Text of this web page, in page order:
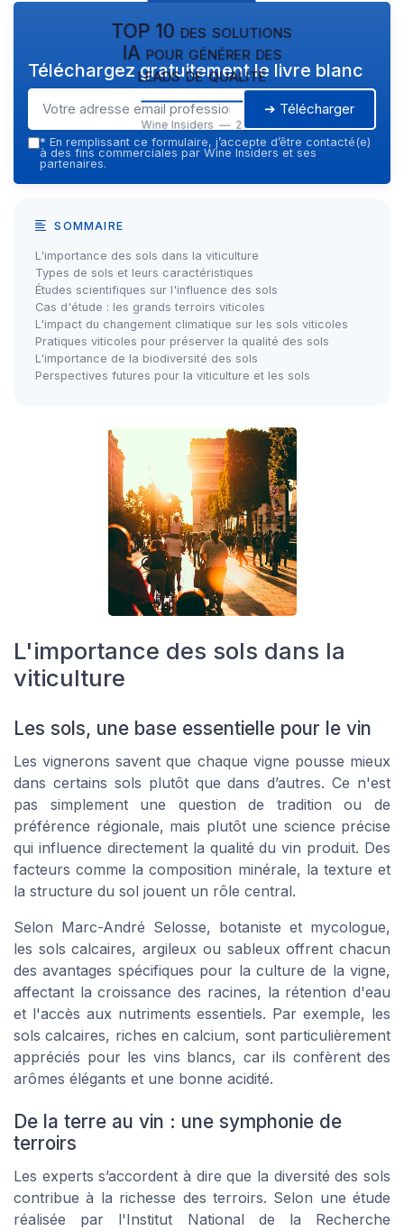
TOP 10 des solutions
IA pour générer des
leads de qualité
Wine Insiders — 2026
Téléchargez gratuitement le livre blanc
➔ Télécharger
* En remplissant ce formulaire, j’accepte d’être contacté(e)
à des fins commerciales par Wine Insiders et ses
partenaires.
SOMMAIRE
L'importance des sols dans la viticulture
Types de sols et leurs caractéristiques
Études scientifiques sur l'influence des sols
Cas d'étude : les grands terroirs viticoles
L'impact du changement climatique sur les sols viticoles
Pratiques viticoles pour préserver la qualité des sols
L'importance de la biodiversité des sols
Perspectives futures pour la viticulture et les sols
L'importance des sols dans la
viticulture
Les sols, une base essentielle pour le vin
Les vignerons savent que chaque vigne pousse mieux
dans certains sols plutôt que dans d’autres. Ce n'est
pas simplement une question de tradition ou de
préférence régionale, mais plutôt une science précise
qui influence directement la qualité du vin produit. Des
facteurs comme la composition minérale, la texture et
la structure du sol jouent un rôle central.
Selon Marc-André Selosse, botaniste et mycologue,
les sols calcaires, argileux ou sableux offrent chacun
des avantages spécifiques pour la culture de la vigne,
affectant la croissance des racines, la rétention d'eau
et l'accès aux nutriments essentiels. Par exemple, les
sols calcaires, riches en calcium, sont particulièrement
appréciés pour les vins blancs, car ils confèrent des
arômes élégants et une bonne acidité.
De la terre au vin : une symphonie de
terroirs
Les experts s’accordent à dire que la diversité des sols
contribue à la richesse des terroirs. Selon une étude
réalisée par l'Institut National de la Recherche